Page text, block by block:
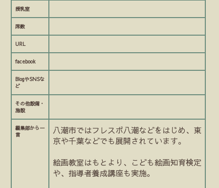
授乳室
席数
URL
facebook
BlogやSNSな
ど
その他設備・
施設
編集部から一
言
八潮市ではフレスポ八潮などをはじめ、東
京や千葉などでも展開されています。
絵画教室はもとより、こども絵画知育検定
や、指導者養成講座も実施。